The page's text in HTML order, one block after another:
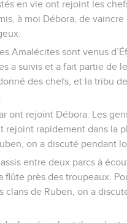
en vie ont rejoint les
à moi Débora, de vaincre
Amalécites sont venus
a suivis et a fait partie de
des chefs, et la tribu
ont rejoint Débora. Les
rejoint rapidement dans la
on a discuté pendant
entre deux parcs à
flûte près des troupeaux.
clans de Ruben, on a